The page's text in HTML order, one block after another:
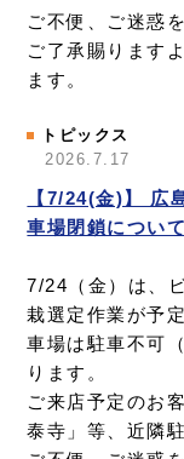
ご不便、ご迷惑
ご了承賜ります
ます。
トピックス
2026.7.17
【7/24(金)】 広
車場閉鎖について
7/24（金）は、
栽選定作業が予
車場は駐車不可
ります。
ご来店予定のお
泰寺」等、近隣